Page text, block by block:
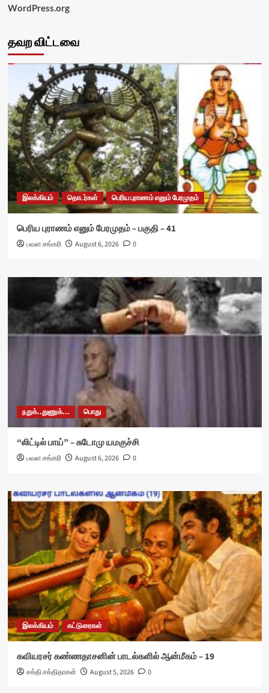
WordPress.org
தவற விட்டவை
இலக்கியம் தொடர்கள் பெரிய புராணம் எனும் பேரமுதம்
பெரிய புராணம் எனும் பேரமுதம் – பகுதி – 41
பவள சங்கரி August 6, 2026 0
நறுக்..துணுக்... பொது
“லிட்டில் பாய்” – சுடோமு யமகுச்சி
பவள சங்கரி August 6, 2026 0
இலக்கியம் கட்டுரைகள்
கவியரசர் கண்ணதாசனின் பாடல்களில் ஆன்மீகம் – 19
சக்தி சக்திதாசன் August 5, 2026 0